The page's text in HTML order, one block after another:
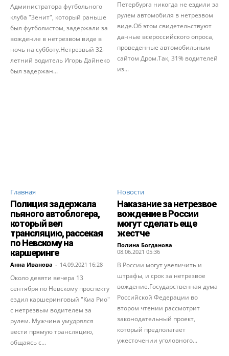
Администратора футбольного
клуба "Зенит", который раньше
был футболистом, задержали за
вождение в нетрезвом виде в
ночь на субботу.Нетрезвый 32-
летний водитель Игорь Дайнеко
был задержан...
Петербурга никогда не ездили за
рулем автомобиля в нетрезвом
виде.Об этом свидетельствуют
данные всероссийского опроса,
проведенные автомобильным
сайтом Дром.Так, 31% водителей
из...
Главная
Полиция задержала
пьяного автоблогера,
который вел
трансляцию, рассекая
по Невскому на
каршеринге
Анна Иванова - 14.09.2021 16:28
Около девяти вечера 13
сентября по Невскому проспекту
ездил каршеринговый "Киа Рио"
с нетрезвым водителем за
рулем. Мужчина умудрялся
вести прямую трансляцию,
общаясь с...
Новости
Наказание за нетрезвое
вождение в России
могут сделать еще
жестче
Полина Богданова -
08.06.2021 05:36
В России могут увеличить и
штрафы, и срок за нетрезвое
вождение.Государственная дума
Российской Федерации во
втором чтении рассмотрит
законодательный проект,
который предполагает
ужесточении уголовного...